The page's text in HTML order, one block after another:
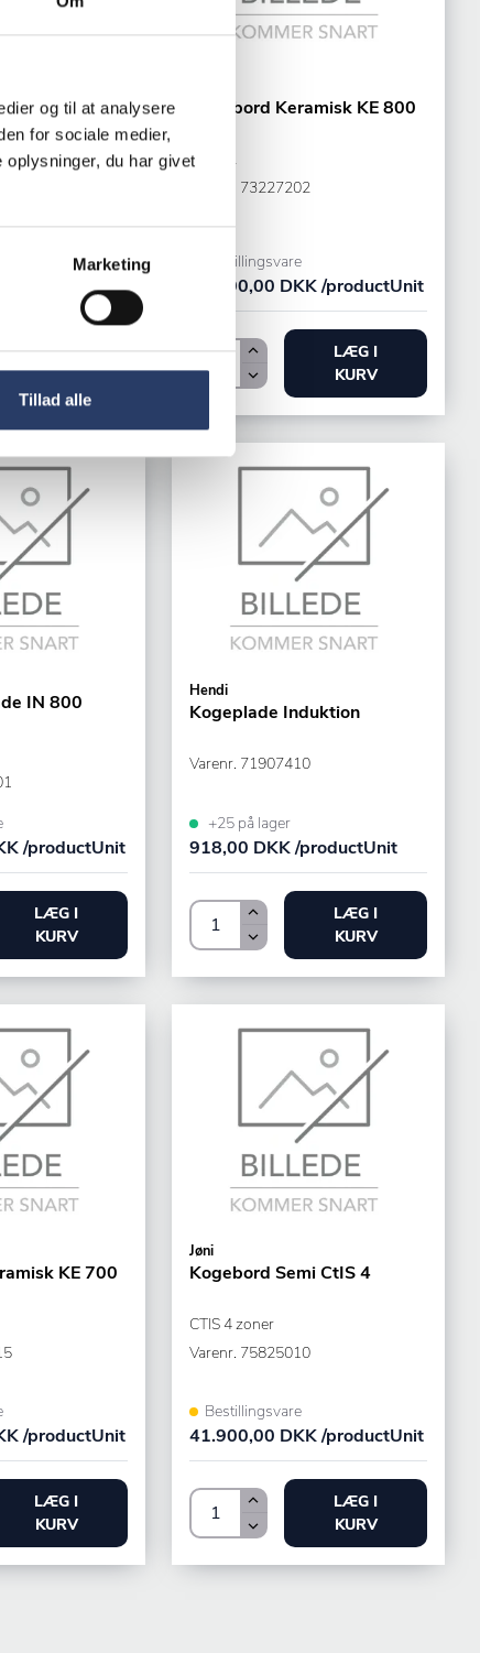
og til at analysere
for sociale medier,
du har givet
Marketing
Tillad alle
LÆG I
KURV
Kogebord Keramisk KE 800
KE 802
73227202
Bestillingsvare
25.900,00 DKK /productUnit
LÆG I
KURV
IN 800
/productUnit
LÆG I
KURV
Hendi
Kogeplade Induktion
Varenr. 71907410
+25 på lager
918,00 DKK /productUnit
LÆG I
KURV
KE 700
/productUnit
LÆG I
KURV
Jøni
Kogebord Semi CtIS 4
CTIS 4 zoner
Varenr. 75825010
Bestillingsvare
41.900,00 DKK /productUnit
LÆG I
KURV